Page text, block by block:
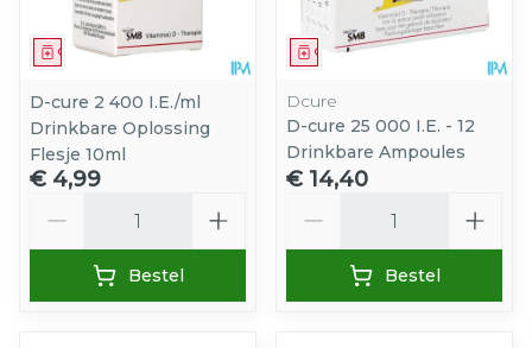
Geneesmiddel
D-cure 2 400 I.E./ml
Drinkbare Oplossing
Flesje 10ml
€ 4,99
Bestel
Geneesmiddel
Dcure
D-cure 25 000 I.E. - 12
Drinkbare Ampoules
€ 14,40
Bestel